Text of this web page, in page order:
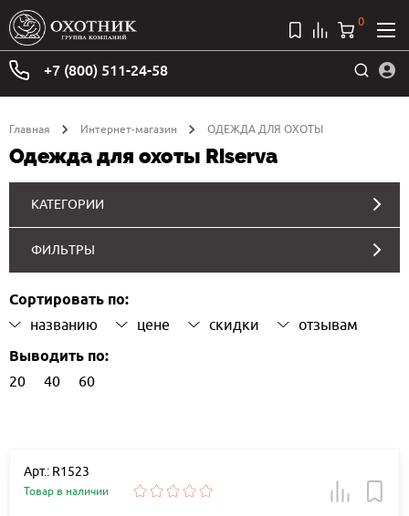
+7 (800) 511-24-58
0
Главная Интернет-магазин ОДЕЖДА ДЛЯ ОХОТЫ
Одежда для охоты Riserva
КАТЕГОРИИ
ФИЛЬТРЫ
Сортировать по:
названию цене скидки отзывам
Выводить по:
20 40 60
Арт.: R1523
Товар в наличии